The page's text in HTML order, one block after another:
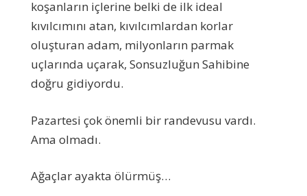
koşanların içlerine belki de ilk ideal
kıvılcımını atan, kıvılcımlardan korlar
oluşturan adam, milyonların parmak
uçlarında uçarak, Sonsuzluğun Sahibine
doğru gidiyordu.
Pazartesi çok önemli bir randevusu vardı.
Ama olmadı.
Ağaçlar ayakta ölürmüş…